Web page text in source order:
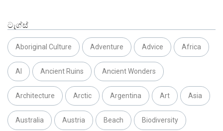
ටැග්ස්
Aboriginal Culture Adventure Advice Africa
AI Ancient Ruins Ancient Wonders
Architecture Arctic Argentina Art Asia
Australia Austria Beach Biodiversity